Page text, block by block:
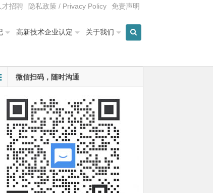
才招聘 隐私政策 / Privacy Policy 免责声明
高新技术企业认定 关于我们
微信扫码，随时沟通